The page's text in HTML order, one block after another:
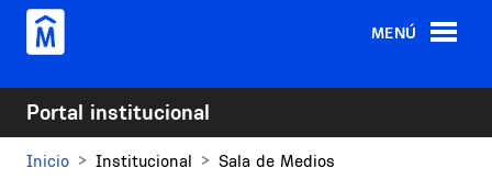
Pasar al contenido principal
MENÚ
Portal institucional
Inicio Institucional Sala de Medios